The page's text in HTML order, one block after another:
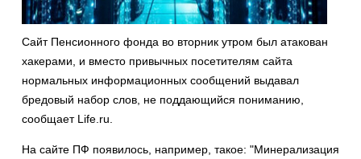
Сайт Пенсионного фонда во вторник утром был атакован
хакерами, и вместо привычных посетителям сайта
нормальных информационных сообщений выдавал
бредовый набор слов, не поддающийся пониманию,
сообщает Life.ru.
На сайте ПФ появилось, например, такое: "Минерализация